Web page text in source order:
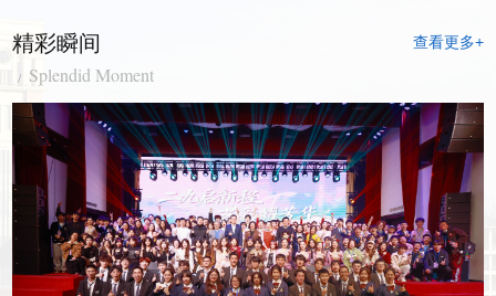
精彩瞬间
Splendid Moment
查看更多+